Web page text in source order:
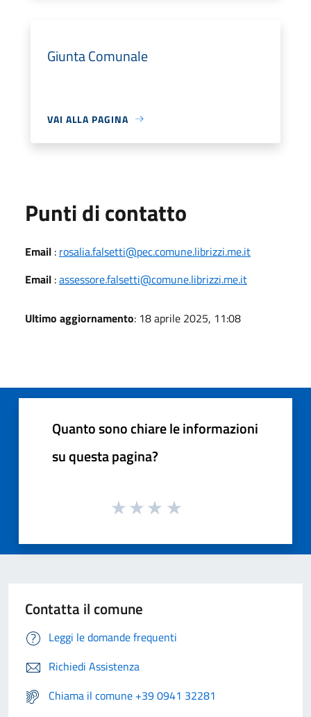
Giunta Comunale
VAI ALLA PAGINA
Punti di contatto
Email : rosalia.falsetti@pec.comune.librizzi.me.it
Email :assessore.falsetti@comune.librizzi.me.it
Ultimo aggiornamento: 18 aprile 2025, 11:08
Quanto sono chiare le informazioni
su questa pagina?
Contatta il comune
Leggi le domande frequenti
Richiedi Assistenza
Chiama il comune +39 0941 32281